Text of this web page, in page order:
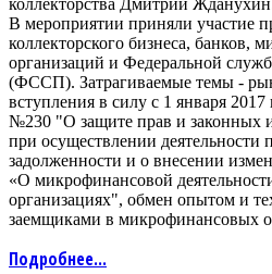
В мероприятии приняли участие
коллекторского бизнеса, банков,
организаций и Федеральной
(ФССП). Затрагиваемые темы -
вступления в силу с 1 января 2017
№230 "О защите прав и законных
при осуществлении деятельности
задолженности и о внесении
«О микрофинансовой
организациях", обмен опытом и
заемщиками в микрофинансовых
Подробнее...